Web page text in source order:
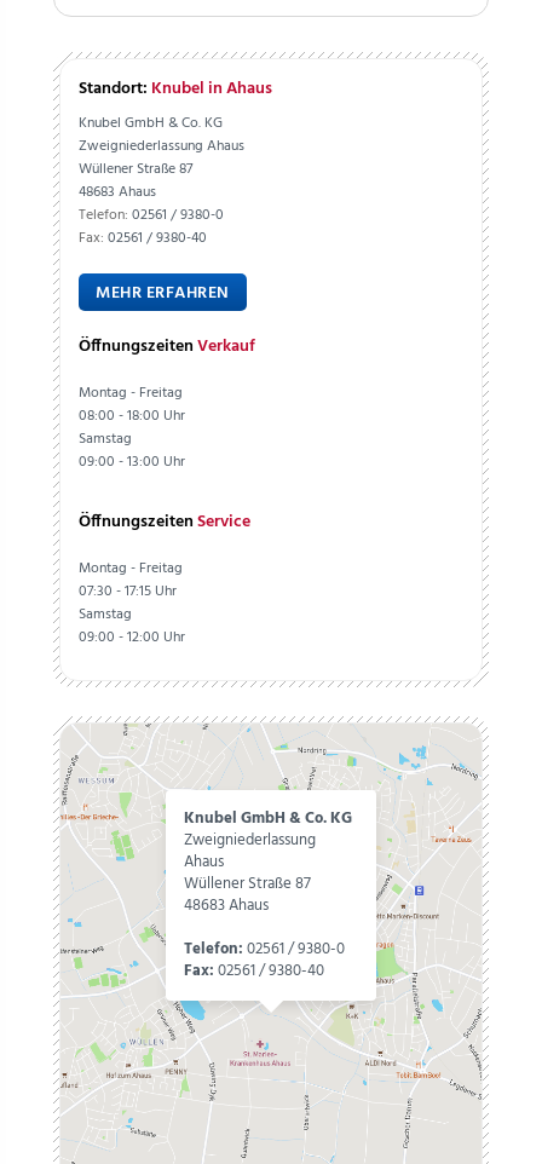
Standort: Knubel in Ahaus
Knubel GmbH & Co. KG
Zweigniederlassung Ahaus
Wüllener Straße 87
48683 Ahaus
Telefon: 02561 / 9380-0
Fax: 02561 / 9380-40
MEHR ERFAHREN
ÖffnungszeitenVerkauf
Montag - Freitag
08:00 - 18:00 Uhr
Samstag
09:00 - 13:00 Uhr
ÖffnungszeitenService
Montag - Freitag
07:30 - 17:15 Uhr
Samstag
09:00 - 12:00 Uhr
Knubel GmbH & Co. KG
Zweigniederlassung
Ahaus
Wüllener Straße 87
48683 Ahaus
Telefon:02561 / 9380-0
Fax:02561 / 9380-40